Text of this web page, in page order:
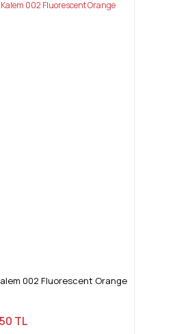
002 Fluorescent Orange
TL